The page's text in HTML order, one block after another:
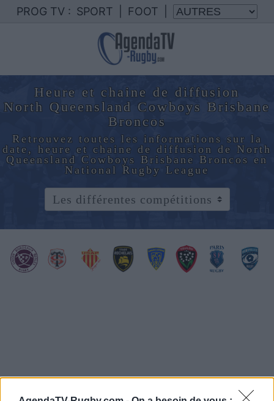
PROG TV : SPORT FOOT
Heure et chaine de diffusion
North Queensland Cowboys Brisbane
Broncos
Retrouvez toutes les informations sur la
date, heure et chaine de diffusion de North
Queensland Cowboys Brisbane Broncos en
National Rugby League